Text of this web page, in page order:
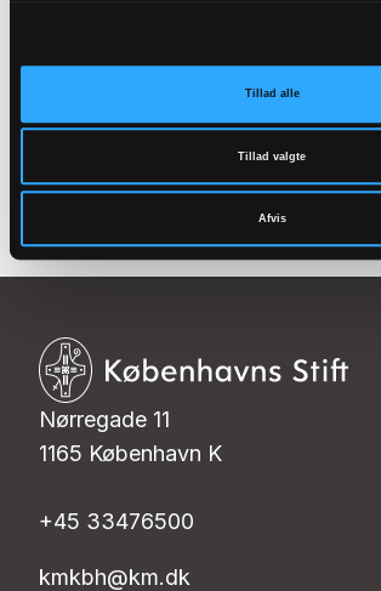
Tillad alle
Tillad valgte
Afvis
tæt på dig
Nørregade 11
1165 København K
+45 33476500
kmkbh@km.dk